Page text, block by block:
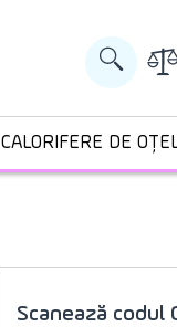
CALORIFERE DE
Scanează codul